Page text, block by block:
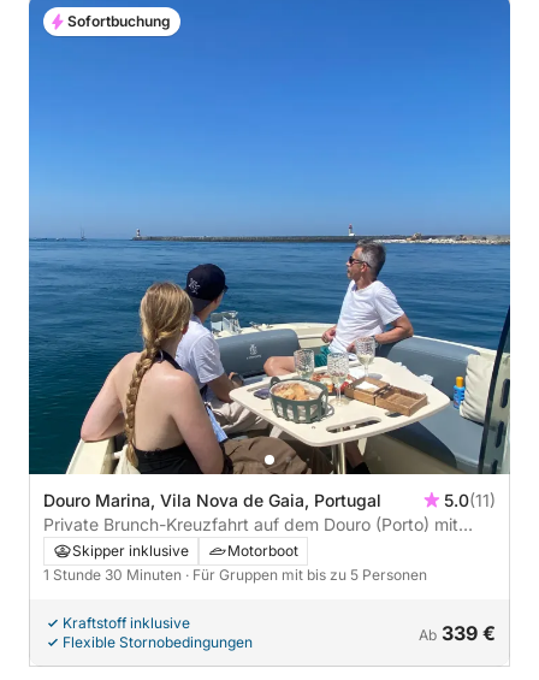
Douro Marina, Vila Nova de Gaia, Portugal 5.0(11)
Private Brunch-Kreuzfahrt auf dem Douro (Porto) mit
Weinen | Lokaler Reiseleiter an Bord | 1 Stunde und 40
Minuten | Maximal 4 Personen.
Skipper inklusive
Motorboot
1 Stunde 30 Minuten · Für Gruppen mit bis zu 5 Personen
Kraftstoff inklusive
Flexible Stornobedingungen
Ab 339 €
Sofortbuchung